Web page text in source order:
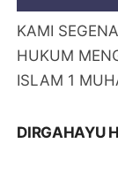
KAMI
HUKUM
ISLAM 1
DIRGAHAYU